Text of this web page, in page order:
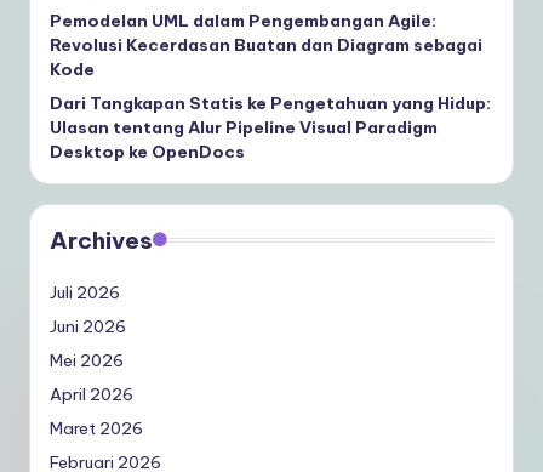
Pemodelan UML dalam Pengembangan Agile:
Revolusi Kecerdasan Buatan dan Diagram sebagai
Kode
Dari Tangkapan Statis ke Pengetahuan yang Hidup:
Ulasan tentang Alur Pipeline Visual Paradigm
Desktop ke OpenDocs
Archives
Juli 2026
Juni 2026
Mei 2026
April 2026
Maret 2026
Februari 2026